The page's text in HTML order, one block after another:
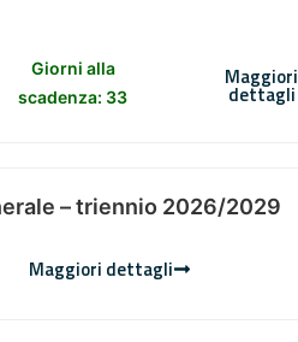
Giorni alla
scadenza: 33
Maggiori
dettagli
– triennio 2026/2029
Maggiori dettagli